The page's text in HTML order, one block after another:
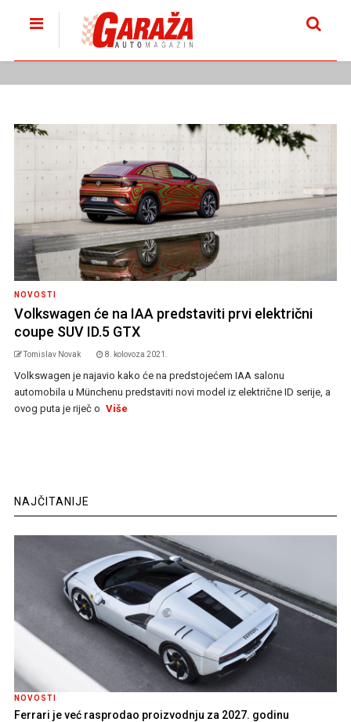
NOVOSTI
Volkswagen će na IAA predstaviti prvi električni
coupe SUV ID.5 GTX
Tomislav Novak 8. kolovoza 2021.
Volkswagen je najavio kako će na predstojećem IAA salonu
automobila u Münchenu predstaviti novi model iz električne ID serije, a
ovog puta je riječ o Više
NAJČITANIJE
NOVOSTI
Ferrari je već rasprodao proizvodnju za 2027. godinu